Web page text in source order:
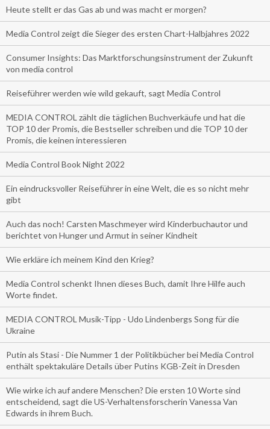
Heute stellt er das Gas ab und was macht er morgen?
Media Control zeigt die Sieger des ersten Chart-Halbjahres 2022
Consumer Insights: Das Marktforschungsinstrument der Zukunft
von media control
Reiseführer werden wie wild gekauft, sagt Media Control
MEDIA CONTROL zählt die täglichen Buchverkäufe und hat die
TOP 10 der Promis, die Bestseller schreiben und die TOP 10 der
Promis, die keinen interessieren
Media Control Book Night 2022
Ein eindrucksvoller Reiseführer in eine Welt, die es so nicht mehr
gibt
Auch das noch! Carsten Maschmeyer wird Kinderbuchautor und
berichtet von Hunger und Armut in seiner Kindheit
Wie erkläre ich meinem Kind den Krieg?
Media Control schenkt Ihnen dieses Buch, damit Ihre Hilfe auch
Worte findet.
MEDIA CONTROL Musik-Tipp - Udo Lindenbergs Song für die
Ukraine
Putin als Stasi - Die Nummer 1 der Politikbücher bei Media Control
enthält spektakuläre Details über Putins KGB-Zeit in Dresden
Wie wirke ich auf andere Menschen? Die ersten 10 Worte sind
entscheidend, sagt die US-Verhaltensforscherin Vanessa Van
Edwards in ihrem Buch.